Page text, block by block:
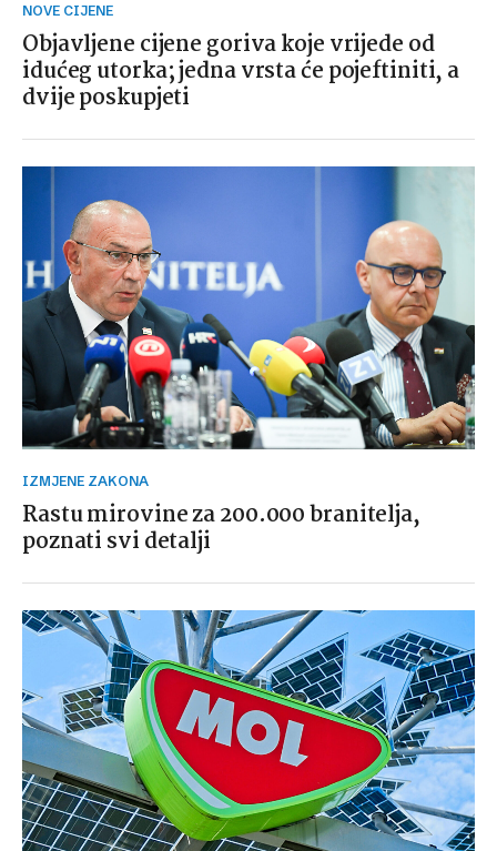
NOVE CIJENE
Objavljene cijene goriva koje vrijede od
idućeg utorka; jedna vrsta će pojeftiniti, a
dvije poskupjeti
IZMJENE ZAKONA
Rastu mirovine za 200.000 branitelja,
poznati svi detalji